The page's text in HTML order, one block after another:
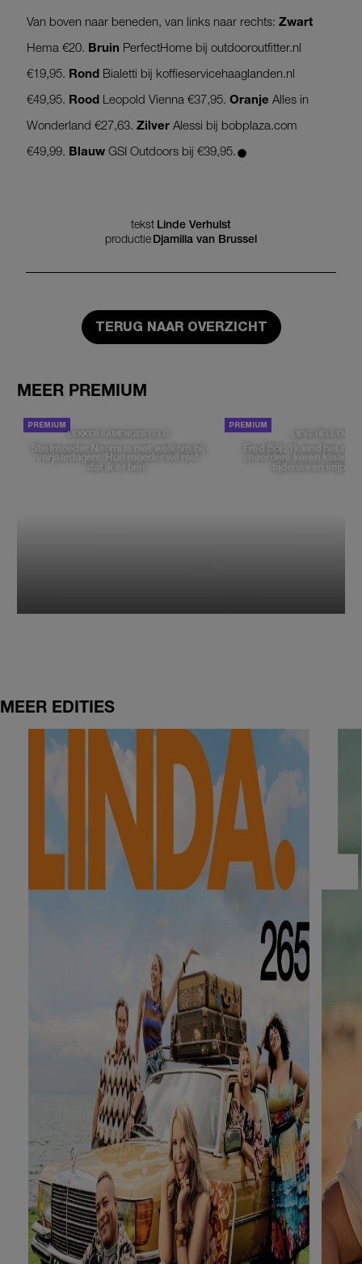
Van boven naar beneden, van links naar rechts: Zwart
Hema €20. Bruin PerfectHome bij outdooroutfitter.nl
€19,95. Rond Bialetti bij koffieservicehaaglanden.nl
€49,95. Rood Leopold Vienna €37,95. Oranje Alles in
Wonderland €27,63. Zilver Alessi bij bobplaza.com
€49,99. Blauw GSI Outdoors bij €39,95.•
tekst Linde Verhulst
productie Djamilla van Brussel
TERUG NAAR OVERZICHT
MEER PREMIUM
LEKKER SAMENGESTELD
Stiefmoeder Naomi is niet welkom bij
verjaardagen: 'Hun moeder wil niet
dat ik er ben'
LIEVE HELEEN
Fred (55): 'Ik vind het
meerdere keren klaar te
tijdens een
MEER EDITIES